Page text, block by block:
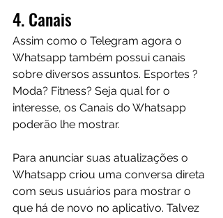
4. Canais
Assim como o Telegram agora o
Whatsapp também possui canais
sobre diversos assuntos. Esportes ?
Moda? Fitness? Seja qual for o
interesse, os Canais do Whatsapp
poderão lhe mostrar.
Para anunciar suas atualizações o
Whatsapp criou uma conversa direta
com seus usuários para mostrar o
que há de novo no aplicativo. Talvez